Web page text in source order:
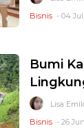
Bisnis - 04
Bumi
Lisa
Bisnis - 26